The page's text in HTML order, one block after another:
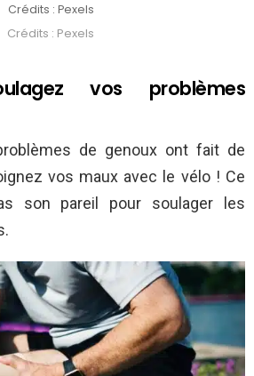
Crédits : Pexels
Crédits : Pexels
vos problèmes
de genoux ont fait de
vos maux avec le vélo ! Ce
son pareil pour soulager les